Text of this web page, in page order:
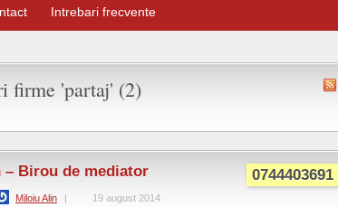
Intrebari frecvente
firme 'partaj' (2)
0744403691
– Birou de mediator
Miloiu Alin | 19 august 2014